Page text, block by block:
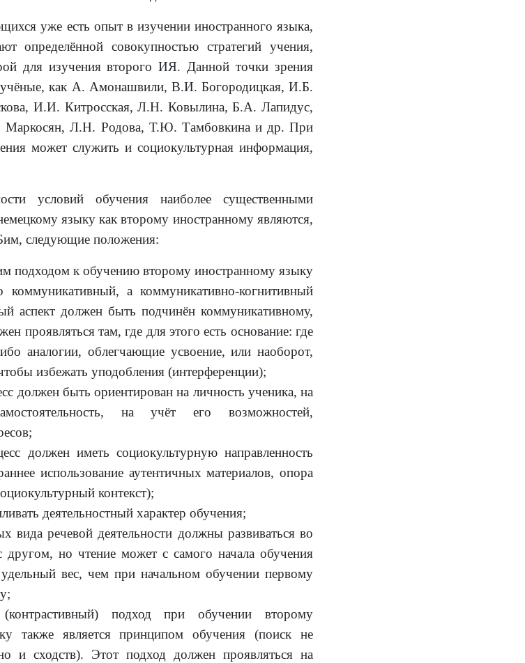
уже есть опыт в изучении иностранного языка,
определённой совокупностью стратегий учения,
для изучения второго ИЯ. Данной точки зрения
учёные, как А. Амонашвили, В.И. Богородицкая, И.Б.
И.И. Китросская, Л.Н. Ковылина, Б.А. Лапидус,
Маркосян, Л.Н. Родова, Т.Ю. Тамбовкина и др. При
может служить и социокультурная информация,
условий обучения наиболее существенными
языку как второму иностранному являются,
следующие положения:
подходом к обучению второму иностранному языку
коммуникативный, а коммуникативно-когнитивный
аспект должен быть подчинён коммуникативному,
проявляться там, где для этого есть основание: где
аналогии, облегчающие усвоение, или наоборот,
избежать уподобления (интерференции);
должен быть ориентирован на личность ученика, на
на учёт его возможностей,
должен иметь социокультурную направленность
использование аутентичных материалов, опора
контекст);
деятельностный характер обучения;
вида речевой деятельности должны развиваться во
другом, но чтение может с самого начала обучения
вес, чем при начальном обучении первому
(контрастивный) подход при обучении второму
также является принципом обучения (поиск не
и сходств). Этот подход должен проявляться на